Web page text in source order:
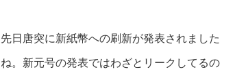
先日唐突に新紙幣への刷新が発表されました
ね。新元号の発表ではわざとリークしてるの